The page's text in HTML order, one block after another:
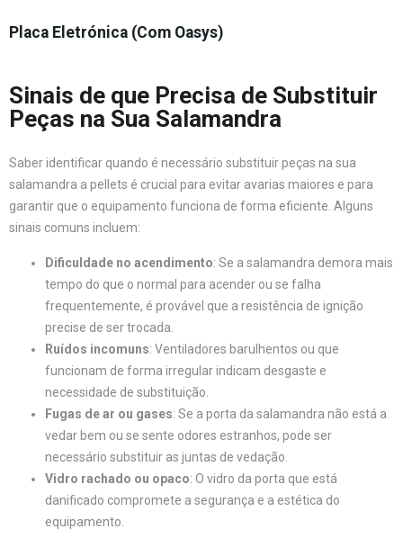
Placa Eletrónica (Com Oasys)
Sinais de que Precisa de Substituir
Peças na Sua Salamandra
Saber identificar quando é necessário substituir peças na sua
salamandra a pellets é crucial para evitar avarias maiores e para
garantir que o equipamento funciona de forma eficiente. Alguns
sinais comuns incluem:
Dificuldade no acendimento: Se a salamandra demora mais
tempo do que o normal para acender ou se falha
frequentemente, é provável que a resistência de ignição
precise de ser trocada.
Ruídos incomuns: Ventiladores barulhentos ou que
funcionam de forma irregular indicam desgaste e
necessidade de substituição.
Fugas de ar ou gases: Se a porta da salamandra não está a
vedar bem ou se sente odores estranhos, pode ser
necessário substituir as juntas de vedação.
Vidro rachado ou opaco: O vidro da porta que está
danificado compromete a segurança e a estética do
equipamento.